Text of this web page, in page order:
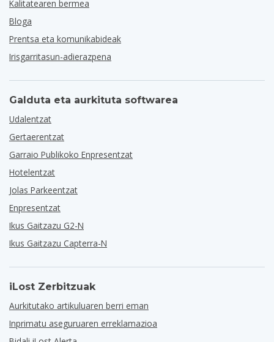
Kalitatearen bermea
Bloga
Prentsa eta komunikabideak
Irisgarritasun-adierazpena
Galduta eta aurkituta softwarea
Udalentzat
Gertaerentzat
Garraio Publikoko Enpresentzat
Hotelentzat
Jolas Parkeentzat
Enpresentzat
Ikus Gaitzazu G2-N
Ikus Gaitzazu Capterra-N
iLost Zerbitzuak
Aurkitutako artikuluaren berri eman
Inprimatu aseguruaren erreklamazioa